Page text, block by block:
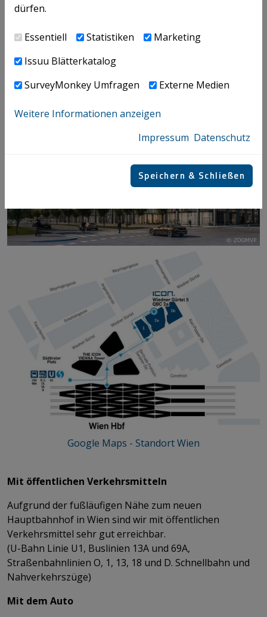
Dynamik, Innovation und Lösungs-Power mit
Google Maps - Standort Wien
Mit öffentlichen Verkehrsmitteln
Aufgrund der fußläufigen Nähe zum neuen
Hauptbahnhof in Wien sind wir mit öffentlichen
Verkehrsmittel sehr gut erreichbar.
(U-Bahn Linie U1, Buslinien 13A und 69A,
Straßenbahnlinien O, 1, 13, 18 und D. Schnellbahn und
Nahverkehrszüge)
Mit dem Auto
dürfen.
Essentiell Statistiken
Marketing
Issuu Blätterkatalog
SurveyMonkey Umfragen
Externe Medien
Weitere Informationen anzeigen
Impressum Datenschutz
Speichern & Schließen